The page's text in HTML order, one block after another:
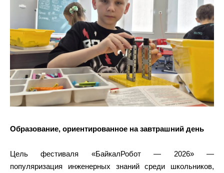
Образование, ориентированное на завтрашний день
Цель фестиваля «БайкалРобот — 2026» —
популяризация инженерных знаний среди школьников,